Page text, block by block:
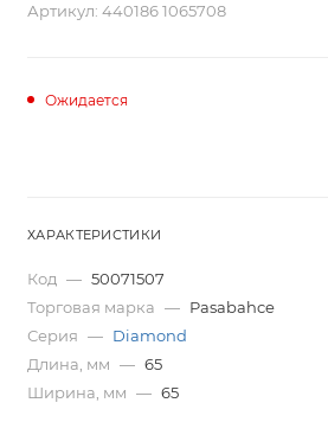
Артикул: 440186 1065708
Ожидается
ХАРАКТЕРИСТИКИ
Код — 50071507
Торговая марка — Pasabahce
Серия — Diamond
Длина, мм — 65
Ширина, мм — 65